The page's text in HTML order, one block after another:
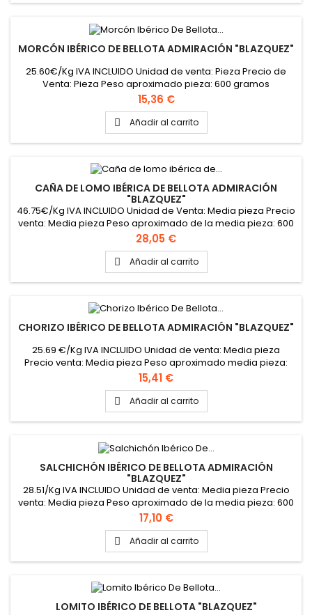
MORCÓN IBÉRICO DE BELLOTA ADMIRACIÓN "BLAZQUEZ"
25.60€/Kg IVA INCLUIDO Unidad de venta: Pieza Precio de
Venta: Pieza Peso aproximado pieza: 600 gramos
Precio
15,36 €
 Añadir al carrito
CAÑA DE LOMO IBÉRICA DE BELLOTA ADMIRACIÓN
"BLAZQUEZ"
46.75€/Kg IVA INCLUIDO Unidad de Venta: Media pieza Precio
venta: Media pieza Peso aproximado de la media pieza: 600
gramos
Precio
28,05 €
 Añadir al carrito
CHORIZO IBÉRICO DE BELLOTA ADMIRACIÓN "BLAZQUEZ"
25.69 €/Kg IVA INCLUIDO Unidad de venta: Media pieza
Precio venta: Media pieza Peso aproximado media pieza:
600 gramos
Precio
15,41 €
 Añadir al carrito
SALCHICHÓN IBÉRICO DE BELLOTA ADMIRACIÓN
"BLAZQUEZ"
28.51/Kg IVA INCLUIDO Unidad de venta: Media pieza Precio
venta: Media pieza Peso aproximado de la media pieza: 600
gramos
Precio
17,10 €
 Añadir al carrito
LOMITO IBÉRICO DE BELLOTA "BLAZQUEZ"